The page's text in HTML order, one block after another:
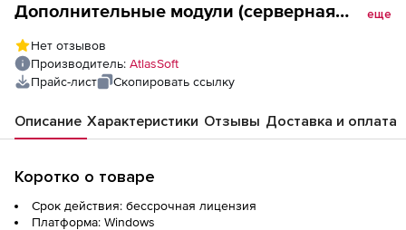
Дополнительные модули (серверная
документов
еще
Нет отзывов
Производитель: AtlasSoft
Прайс-лист
Скопировать ссылку
Описание Характеристики Отзывы Доставка и оплата
Коротко о товаре
Срок действия: бессрочная лицензия
Платформа: Windows